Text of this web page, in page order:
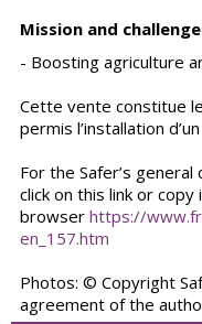
Mission and
- Boosting agriculture
Cette vente constitue
permis l’installation
For the Safer’s
click on this link or
browser https://
en_157.htm
Photos: © Copyright
agreement of the